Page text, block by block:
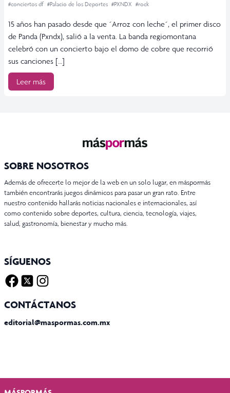
#conciertos df #Palacio de los Deportes #PXNDX #rock
15 años han pasado desde que ´Arroz con leche´, el primer disco
de Panda (Pxndx), salió a la venta. La banda regiomontana
celebró con un concierto bajo el domo de cobre que recorrió
sus canciones […]
Leer más
SOBRE NOSOTROS
Además de ofrecerte lo mejor de la web en un solo lugar, en máspormás
también encontrarás juegos dinámicos para pasar un gran rato. Entre
nuestro contenido hallarás noticias nacionales e internacionales, así
como contenido sobre deportes, cultura, ciencia, tecnología, viajes,
salud, gastronomía, bienestar y mucho más.
SÍGUENOS
CONTÁCTANOS
editorial@maspormas.com.mx